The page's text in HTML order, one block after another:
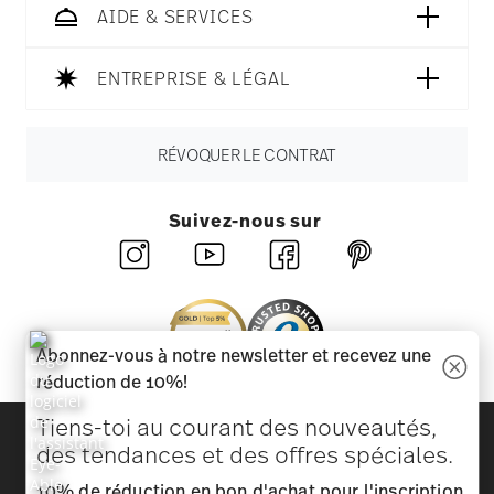
AIDE & SERVICES
ENTREPRISE & LÉGAL
RÉVOQUER LE CONTRAT
Suivez-nous sur
Découvrez toutes nos marques
Beauté et fonctionnalité pour votre maison
Abonnez-vous à notre newsletter et recevez une
réduction de 10%!
Tiens-toi au courant des nouveautés,
des tendances et des offres spéciales.